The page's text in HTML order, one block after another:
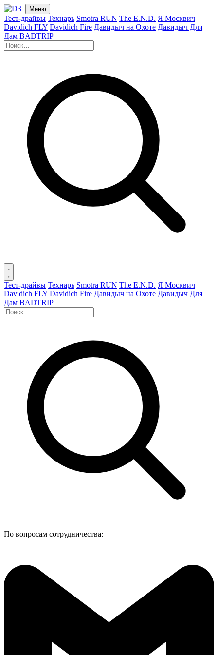
Меню
Тест-драйвы Технарь Smotra RUN The E.N.D. Я Москвич
Davidich FLY Davidich Fire Давидыч на Охоте Давидыч Для
Дам BADTRIP
Тест-драйвы Технарь Smotra RUN The E.N.D. Я Москвич
Davidich FLY Davidich Fire Давидыч на Охоте Давидыч Для
Дам BADTRIP
По вопросам сотрудничества: